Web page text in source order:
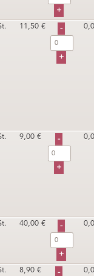
11,50€
9,00€
40,00€
8,90€